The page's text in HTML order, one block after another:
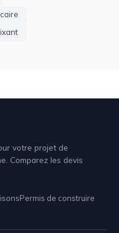
votre projet de
Comparez les devis
Permis de construire